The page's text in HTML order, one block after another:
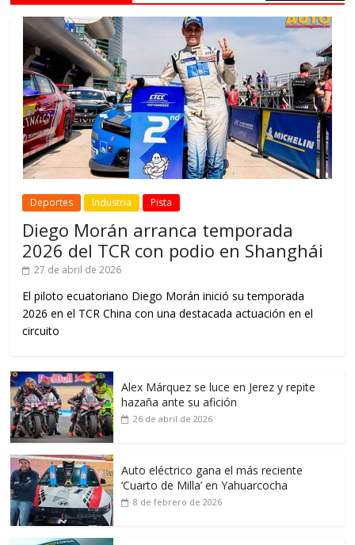
Deportes Industria Pista
Diego Morán arranca temporada
2026 del TCR con podio en Shanghái
27 de abril de 2026
El piloto ecuatoriano Diego Morán inició su temporada
2026 en el TCR China con una destacada actuación en el
circuito
Alex Márquez se luce en Jerez y repite
hazaña ante su afición
26 de abril de 2026
Auto eléctrico gana el más reciente
‘Cuarto de Milla’ en Yahuarcocha
8 de febrero de 2026